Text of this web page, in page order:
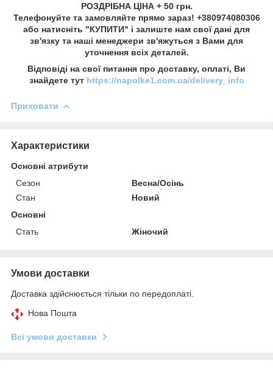
РОЗДРІБНА ЦІНА + 50 грн.
Телефонуйте та замовляйте прямо зараз! +380974080306
або натисніть "КУПИТИ" і залиште нам свої дані для
зв'язку та наші менеджери зв'яжуться з Вами для
уточнення всіх деталей.
Відповіді на свої питання про доставку, оплаті, Ви
знайдете тут https://napolke1.com.ua/delivery_info
Приховати
Характеристики
Основні атрибути
Сезон
Весна/Осінь
Стан
Новий
Основні
Стать
Жіночий
Умови доставки
Доставка здійснюється тільки по передоплаті.
Нова Пошта
Всі умови доставки